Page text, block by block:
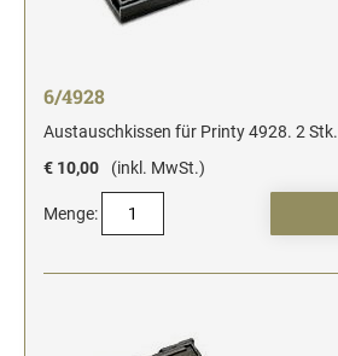
6/4928
Austauschkissen für Printy 4928. 2 Stk.
€ 10,00
(inkl. MwSt.)
Menge: